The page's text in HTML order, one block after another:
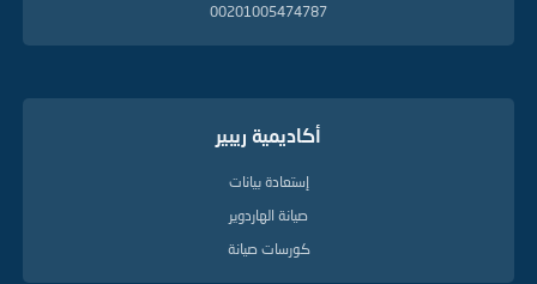
00201005474787
أكاديمية ريبير
إستعادة بيانات
صيانة الهاردوير
كورسات صيانة